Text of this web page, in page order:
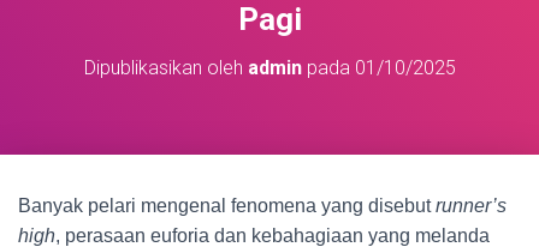
Pagi
Dipublikasikan oleh adminpada 01/10/2025
Banyak pelari mengenal fenomena yang disebutrunner’s
high, perasaan euforia dan kebahagiaan yang melanda